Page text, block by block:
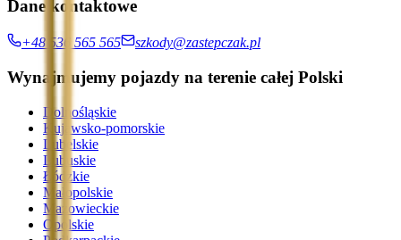
Dane kontaktowe
+48 536 565 565 szkody@zastepczak.pl
Wynajmujemy pojazdy na terenie całej Polski
Dolnośląskie
Kujawsko-pomorskie
Lubelskie
Lubuskie
Łódzkie
Małopolskie
Mazowieckie
Opolskie